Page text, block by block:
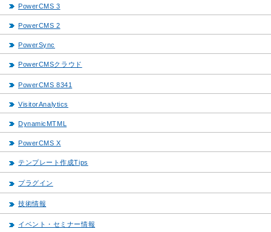
PowerCMS 3
PowerCMS 2
PowerSync
PowerCMSクラウド
PowerCMS 8341
VisitorAnalytics
DynamicMTML
PowerCMS X
テンプレート作成Tips
プラグイン
技術情報
イベント・セミナー情報